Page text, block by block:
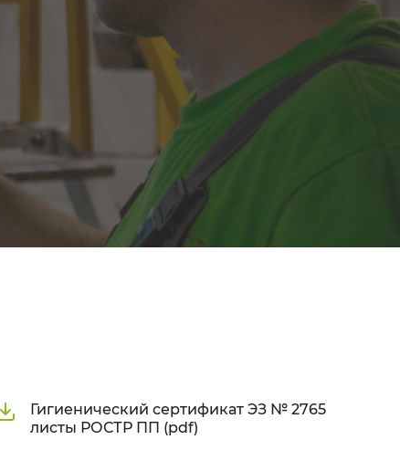
Гигиенический сертификат ЭЗ № 2765
листы РОСТР ПП (pdf)